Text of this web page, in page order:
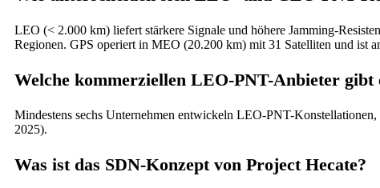
LEO (< 2.000 km) liefert stärkere Signale und höhere Jamming-
Regionen. GPS operiert in MEO (20.200 km) mit 31 Satelliten und ist
Welche kommerziellen LEO-PNT-Anbieter gibt
Mindestens sechs Unternehmen entwickeln LEO-PNT-
2025).
Was ist das SDN-Konzept von Project Hecate?